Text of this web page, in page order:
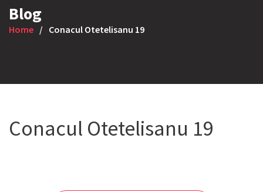
Blog
Home Conacul Otetelisanu 19
Conacul Otetelisanu 19